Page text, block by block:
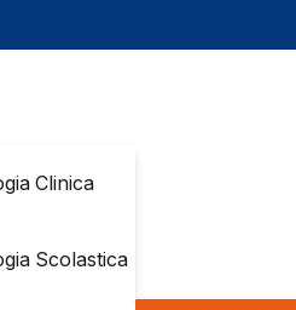
Clinica
Scolastica